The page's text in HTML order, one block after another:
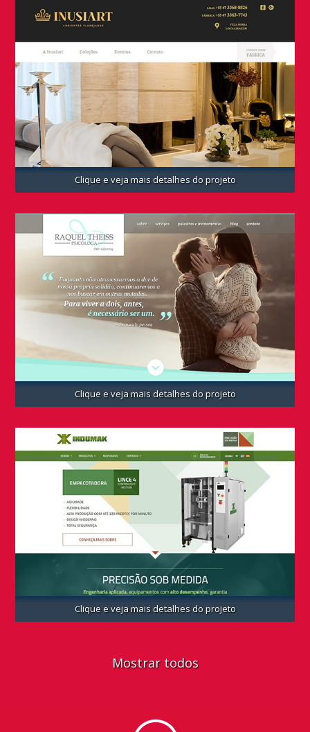
Clique e veja mais detalhes do projeto
Clique e veja mais detalhes do projeto
Clique e veja mais detalhes do projeto
Mostrar todos